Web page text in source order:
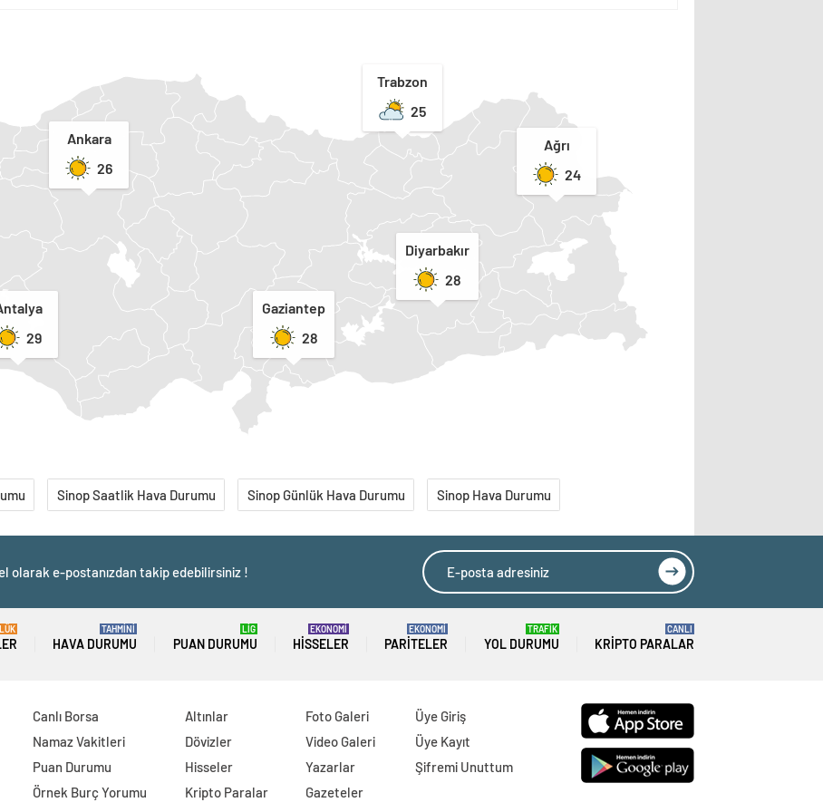
Ankara
26
29
Trabzon
25
Ağrı
24
Diyarbakır
28
Gaziantep
28
Sinop Saatlik Hava Durumu Sinop Günlük Hava Durumu Sinop Hava Durumu
olarak e-postanızdan takip edebilirsiniz !
HAVA DURUMU
TAHMİNİ
PUAN DURUMU
LİG
HISSELER
EKONOMİ
PARITELER
EKONOMİ
YOL DURUMU
TRAFİK
KRIPTO PARALAR
CANLI
Canlı Borsa
Namaz Vakitleri
Puan Durumu
Örnek Burç Yorumu
Altınlar
Dövizler
Hisseler
Kripto Paralar
Foto Galeri
Video Galeri
Yazarlar
Gazeteler
Üye Giriş
Üye Kayıt
Şifremi Unuttum